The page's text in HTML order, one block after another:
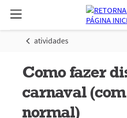
atividades
Como fazer
carnaval
normal)